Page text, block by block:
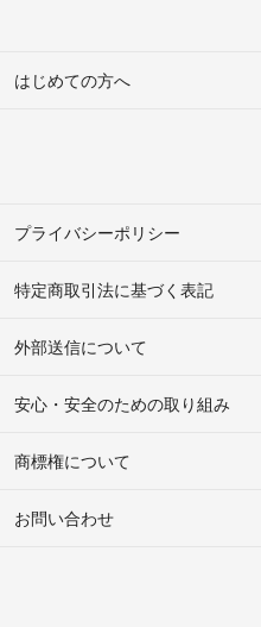
はじめての方へ
プライバシーポリシー
特定商取引法に基づく表記
外部送信について
安心・安全のための取り組み
商標権について
お問い合わせ